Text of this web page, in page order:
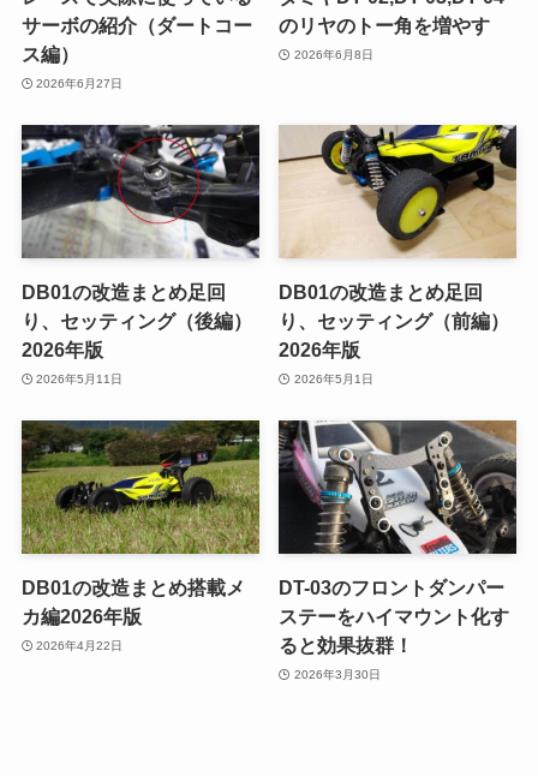
サーボの紹介（ダートコー
ス編）
2026年6月27日
のリヤのトー角を増やす
2026年6月8日
DB01の改造まとめ足回
り、セッティング（後編）
2026年版
2026年5月11日
DB01の改造まとめ足回
り、セッティング（前編）
2026年版
2026年5月1日
DB01の改造まとめ搭載メ
カ編2026年版
2026年4月22日
DT-03のフロントダンパー
ステーをハイマウント化す
ると効果抜群！
2026年3月30日